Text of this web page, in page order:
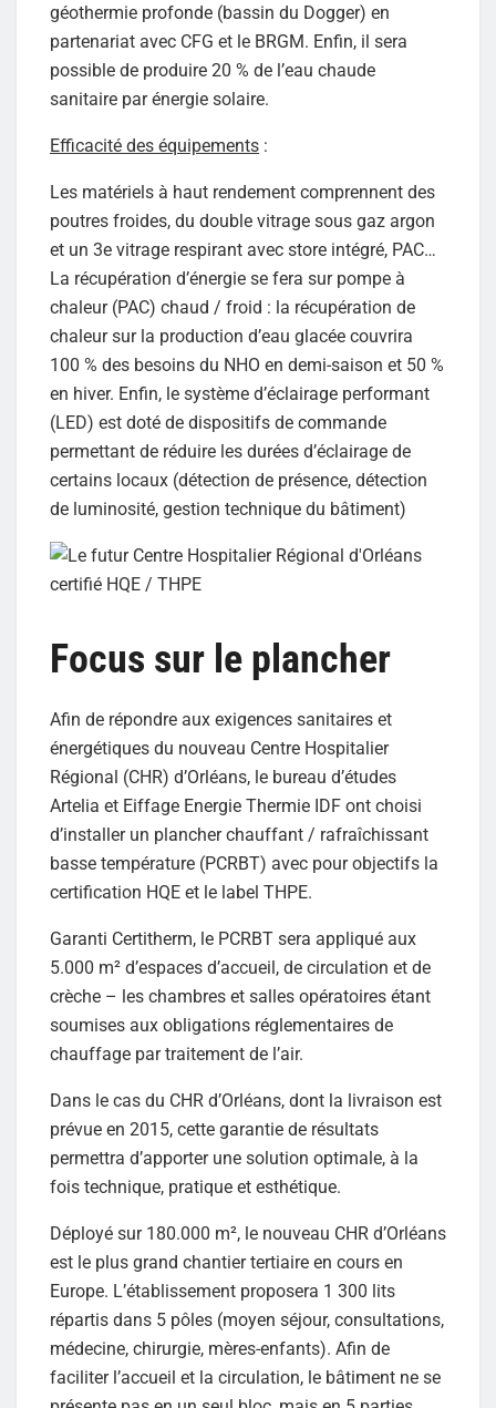
géothermie profonde (bassin du Dogger) en
partenariat avec CFG et le BRGM. Enfin, il sera
possible de produire 20 % de l’eau chaude
sanitaire par énergie solaire.
Efficacité des équipements :
Les matériels à haut rendement comprennent des
poutres froides, du double vitrage sous gaz argon
et un 3e vitrage respirant avec store intégré, PAC…
La récupération d’énergie se fera sur pompe à
chaleur (PAC) chaud / froid : la récupération de
chaleur sur la production d’eau glacée couvrira
100 % des besoins du NHO en demi-saison et 50 %
en hiver. Enfin, le système d’éclairage performant
(LED) est doté de dispositifs de commande
permettant de réduire les durées d’éclairage de
certains locaux (détection de présence, détection
de luminosité, gestion technique du bâtiment)
Focus sur le plancher
Afin de répondre aux exigences sanitaires et
énergétiques du nouveau Centre Hospitalier
Régional (CHR) d’Orléans, le bureau d’études
Artelia et Eiffage Energie Thermie IDF ont choisi
d’installer un plancher chauffant / rafraîchissant
basse température (PCRBT) avec pour objectifs la
certification HQE et le label THPE.
Garanti Certitherm, le PCRBT sera appliqué aux
5.000 m² d’espaces d’accueil, de circulation et de
crèche – les chambres et salles opératoires étant
soumises aux obligations réglementaires de
chauffage par traitement de l’air.
Dans le cas du CHR d’Orléans, dont la livraison est
prévue en 2015, cette garantie de résultats
permettra d’apporter une solution optimale, à la
fois technique, pratique et esthétique.
Déployé sur 180.000 m², le nouveau CHR d’Orléans
est le plus grand chantier tertiaire en cours en
Europe. L’établissement proposera 1 300 lits
répartis dans 5 pôles (moyen séjour, consultations,
médecine, chirurgie, mères-enfants). Afin de
faciliter l’accueil et la circulation, le bâtiment ne se